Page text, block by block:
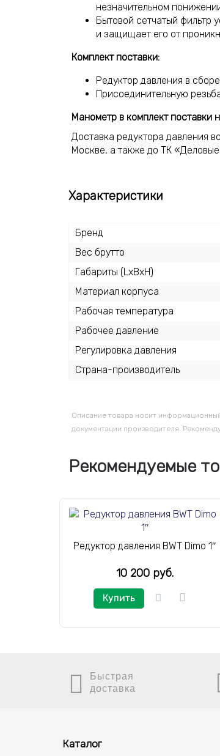
незначительном
Бытовой сетчатый фильтр
и защищает его от
Комплект поставки:
Редуктор давления в
Присоединительную
Манометр в комплект поставки
Доставка редуктора давления
Москве, а также до ТК
Характеристики
Бренд
Вес брутто
Габариты (LxBxH)
Материал корпуса
Рабочая температура
Рабочее давление
Регулировка давления
Страна-производитель
Описание товара носит
документации производителя.
Рекомендуемые
Редуктор давления BWT Dimo 1″
10 200 руб.
Купить
Быстрая
доставка
Каталог